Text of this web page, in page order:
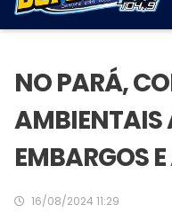
NO PARÁ,
EMBARGOS
16/08/2024 11:29